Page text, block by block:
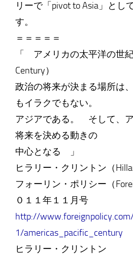
リーで「pivot to Asia」とし
す。
＝＝＝＝＝
「 アメリカの太平洋の世紀
Century）
政治の将来が決まる場所は
もイラクでもない。
アジアである。 そして、
将来を決める動きの
中心となる 」
ヒラリー・クリントン（
フォーリン・ポリシー（
０１１年１１月号
http://
1/americas_pacific_century
ヒラリー・クリントン